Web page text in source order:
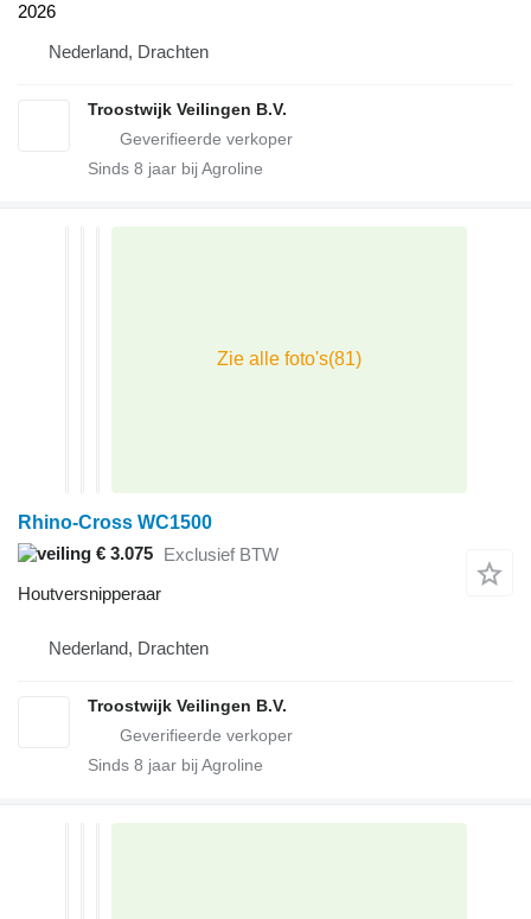
2026
Nederland, Drachten
Troostwijk Veilingen B.V.
Sinds 8 jaar bij Agroline
Rhino-Cross WC1500
€ 3.075 Exclusief BTW
Houtversnipperaar
Nederland, Drachten
Troostwijk Veilingen B.V.
Sinds 8 jaar bij Agroline